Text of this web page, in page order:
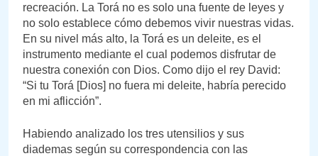
recreación. La Torá no es solo una fuente de leyes y
no solo establece cómo debemos vivir nuestras vidas.
En su nivel más alto, la Torá es un deleite, es el
instrumento mediante el cual podemos disfrutar de
nuestra conexión con Dios. Como dijo el rey David:
“Si tu Torá [Dios] no fuera mi deleite, habría perecido
en mi aflicción”.
Habiendo analizado los tres utensilios y sus
diademas según su correspondencia con las